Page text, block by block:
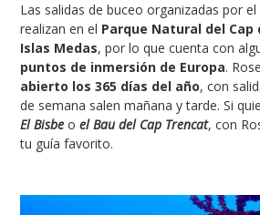
Las salidas de buceo organizadas por el
realizan en el Parque Natural del Cap
Islas Medas, por lo que cuenta con
puntos de inmersión de Europa.
abierto los 365 días del año, con
de semana salen mañana y tarde. Si
El Bisbeoel Bau del Cap Trencat, con
tu guía favorito.